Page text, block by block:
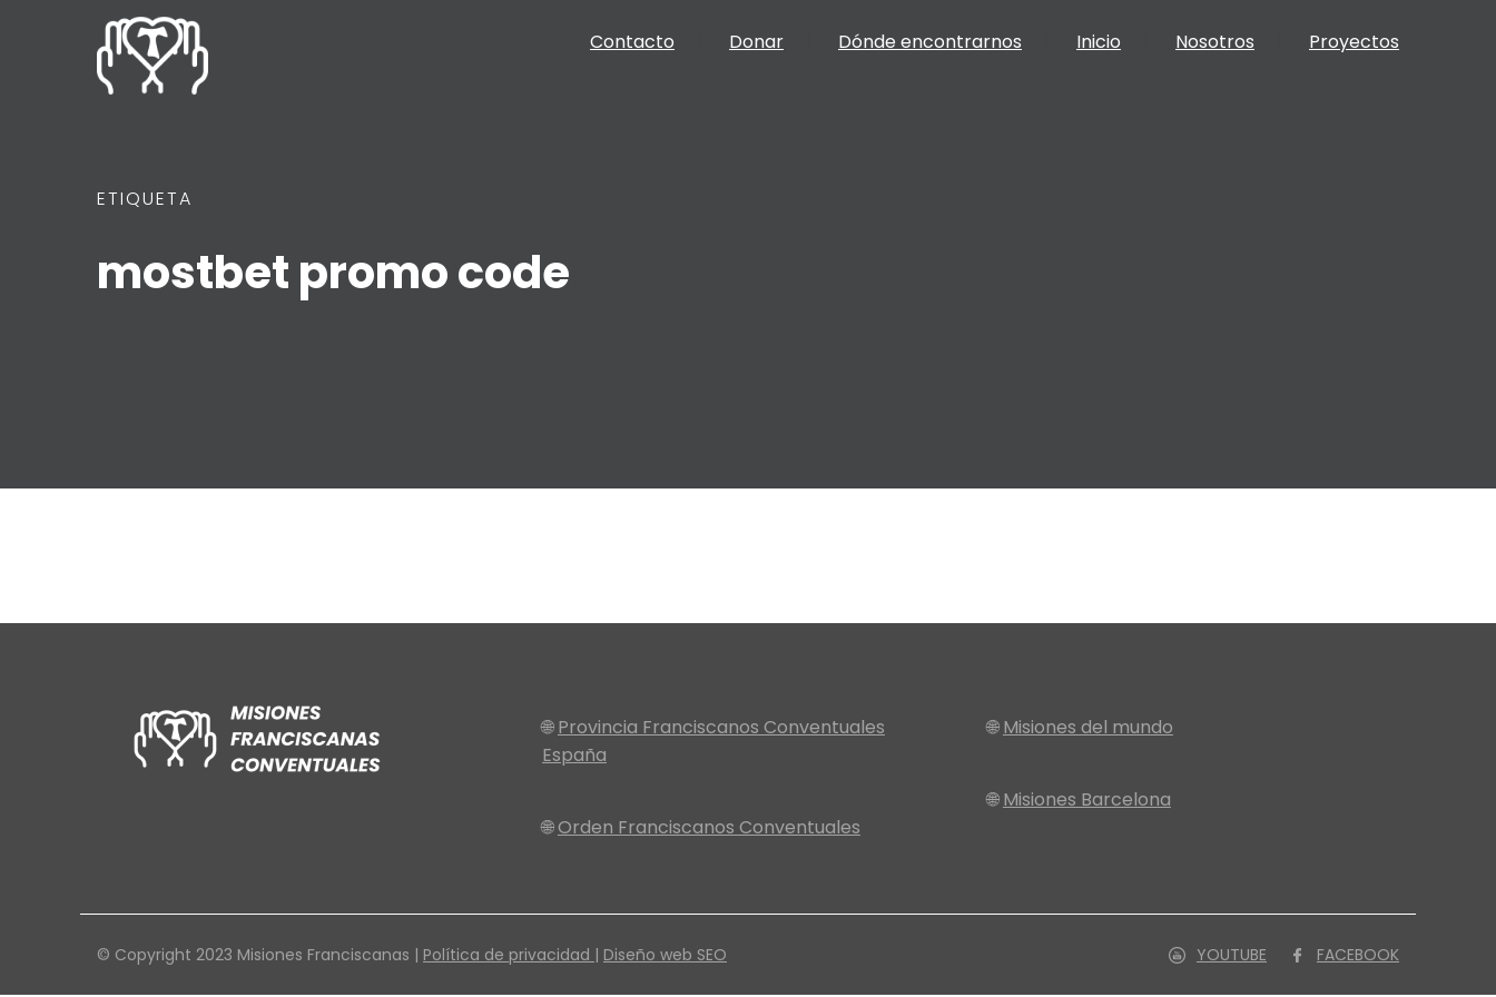
Contacto Donar Dónde encontrarnos Inicio Nosotros Proyectos
ETIQUETA
mostbet promo code
🌐Provincia Franciscanos Conventuales
España
🌐Orden Franciscanos Conventuales
🌐Misiones del mundo
🌐Misiones Barcelona
© Copyright 2023 Misiones Franciscanas | Política de privacidad | Diseño web SEO FACEBOOK
YOUTUBE